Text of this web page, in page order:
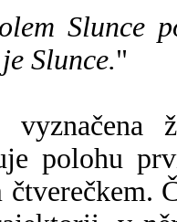
Slunce
Slunce."
polohu